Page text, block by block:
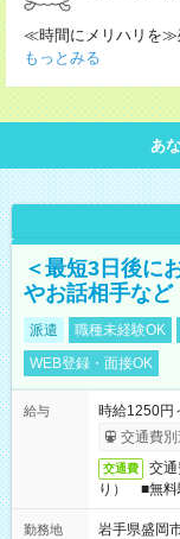
≪時間にメリハリを≫
もっとみる
あ
＜最短3日後に
やお話相手な
派遣 職種未経験OK
WEB登録・面接OK
給与
時給1250
交通費別
交通費
交
り） ■無料
勤務地
岩手県盛岡